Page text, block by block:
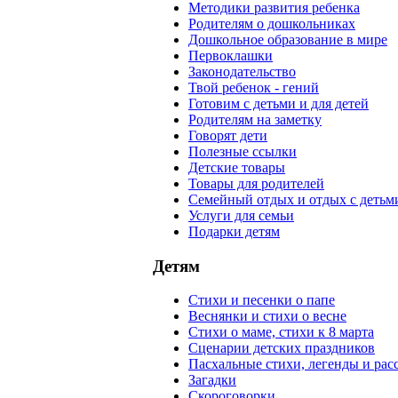
Методики развития ребенка
Родителям о дошкольниках
Дошкольное образование в мире
Первоклашки
Законодательство
Твой ребенок - гений
Готовим с детьми и для детей
Родителям на заметку
Говорят дети
Полезные ссылки
Детские товары
Товары для родителей
Семейный отдых и отдых с
Услуги для семьи
Подарки детям
Детям
Стихи и песенки о папе
Веснянки и стихи о весне
Стихи о маме, стихи к 8 марта
Сценарии детских праздников
Пасхальные стихи, легенды и
Загадки